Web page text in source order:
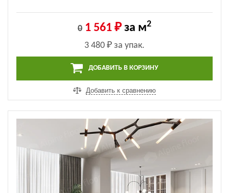
0 1 561 ₽ за м2
3 480 ₽ за упак.
ДОБАВИТЬ В КОРЗИНУ
Добавить к сравнению